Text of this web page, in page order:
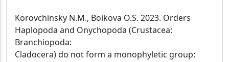
Korovchinsky N.M., Boikova O.S. 2023. Orders
Haplopoda and Onychopoda (Crustacea:
Branchiopoda:
Cladocera) do not form a monophyletic group: